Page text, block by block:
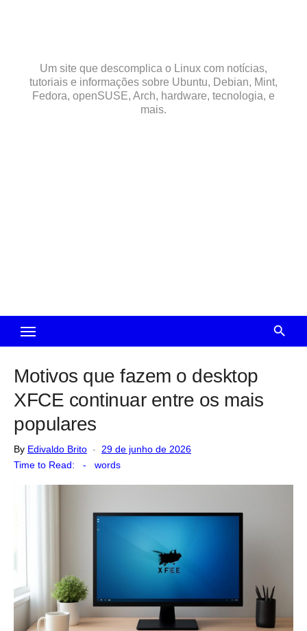
Um site que descomplica o Linux com notícias,
tutoriais e informações sobre Ubuntu, Debian, Mint,
Fedora, openSUSE, Arch, hardware, tecnologia, e
mais.
Motivos que fazem o desktop
XFCE continuar entre os mais
populares
By Edivaldo Brito
Posted
29 de junho de 2026
Time to Read:
- words